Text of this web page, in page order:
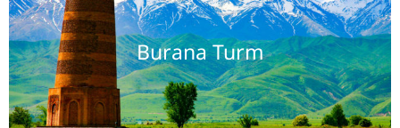
Burana Turm